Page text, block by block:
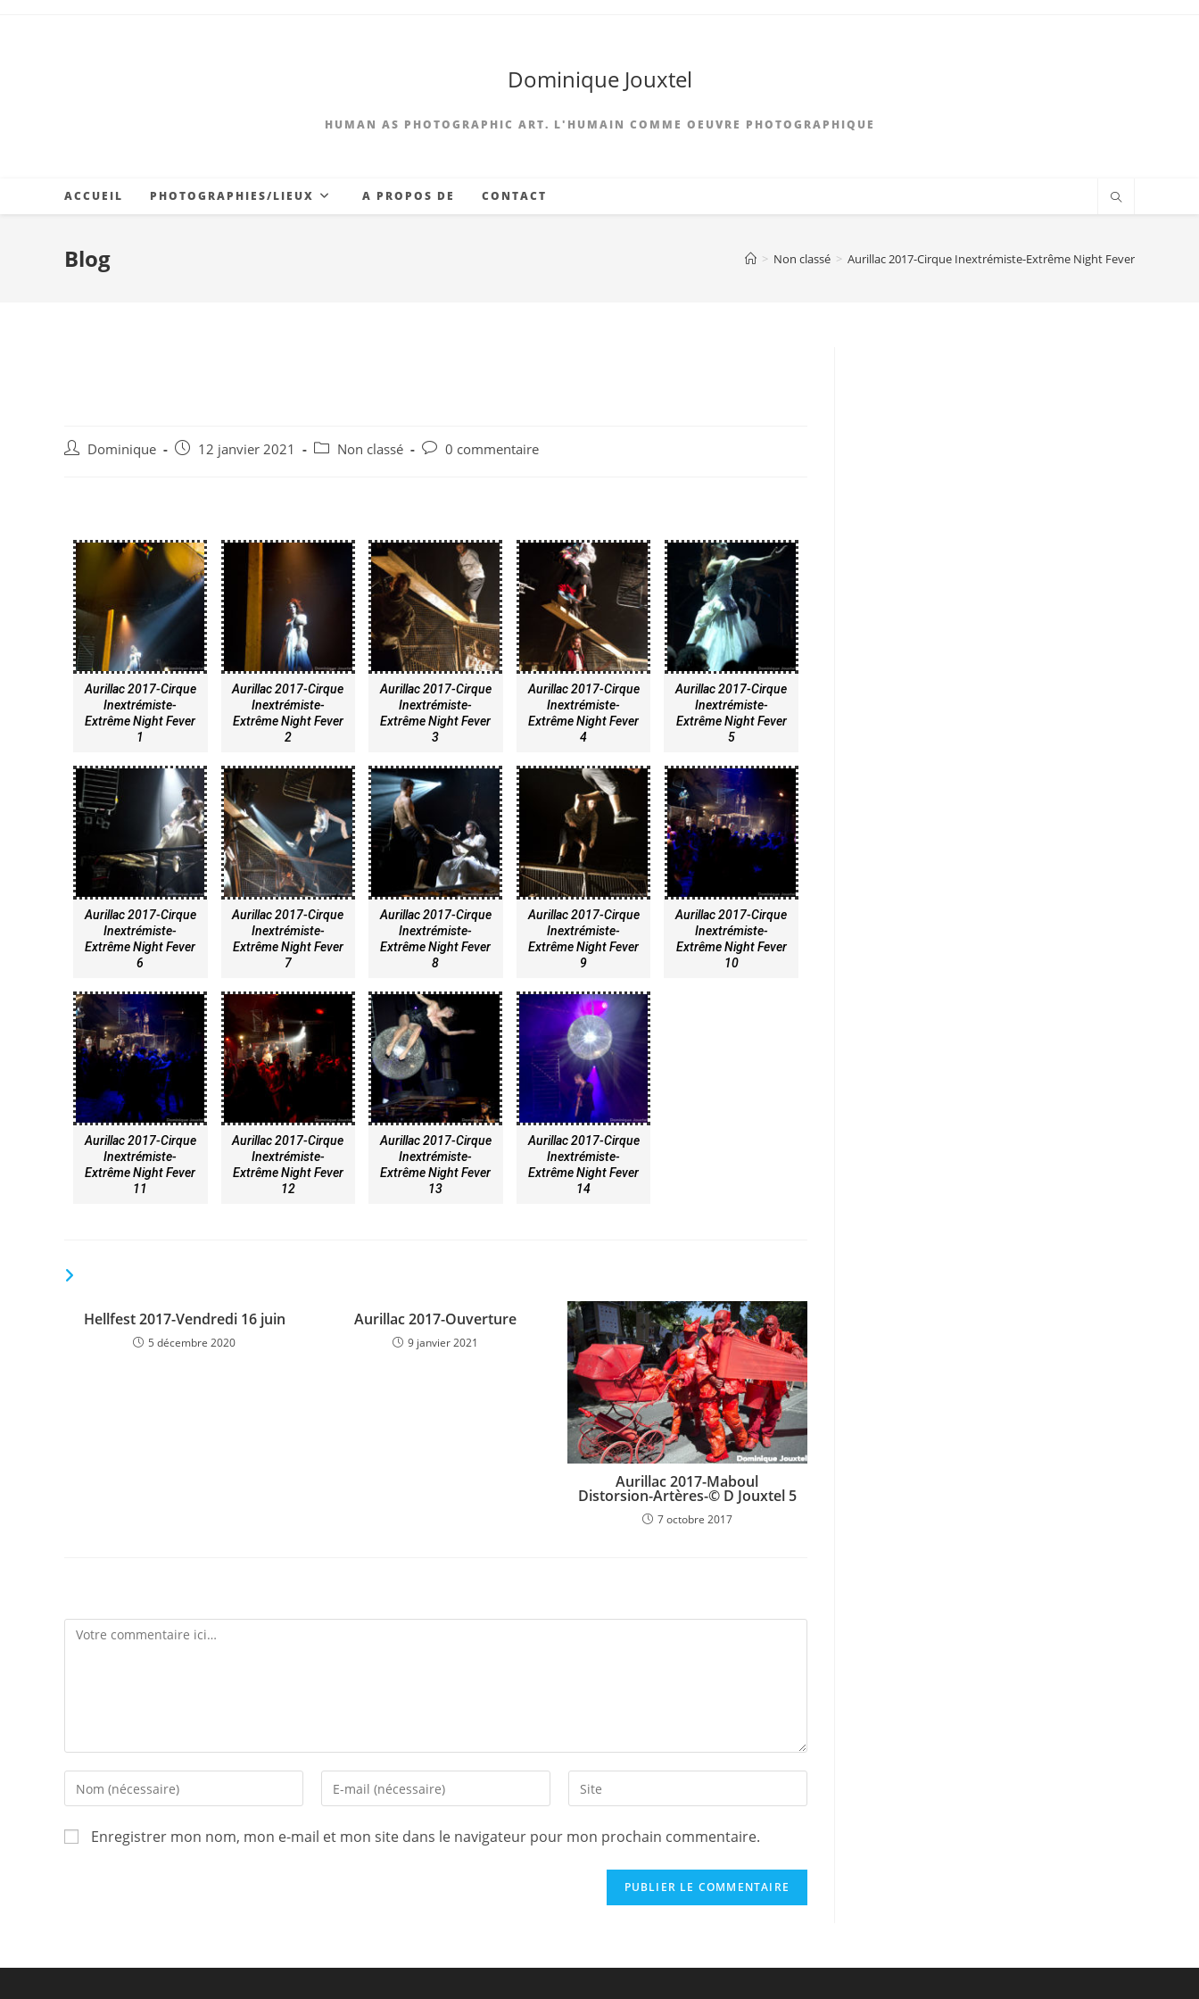
Dominique Jouxtel
HUMAN AS PHOTOGRAPHIC ART. L'HUMAIN COMME OEUVRE PHOTOGRAPHIQUE
ACCUEIL PHOTOGRAPHIES/LIEUX A PROPOS DE CONTACT
Blog > Non classé > Aurillac 2017-Cirque Inextrémiste-Extrême Night Fever
Dominique 12 janvier 2021 Non classé 0 commentaire
Aurillac 2017-Cirque
Inextrémiste-
Extrême Night Fever
1
Aurillac 2017-Cirque
Inextrémiste-
Extrême Night Fever
2
Aurillac 2017-Cirque
Inextrémiste-
Extrême Night Fever
3
Aurillac 2017-Cirque
Inextrémiste-
Extrême Night Fever
4
Aurillac 2017-Cirque
Inextrémiste-
Extrême Night Fever
5
Aurillac 2017-Cirque
Inextrémiste-
Extrême Night Fever
6
Aurillac 2017-Cirque
Inextrémiste-
Extrême Night Fever
7
Aurillac 2017-Cirque
Inextrémiste-
Extrême Night Fever
8
Aurillac 2017-Cirque
Inextrémiste-
Extrême Night Fever
9
Aurillac 2017-Cirque
Inextrémiste-
Extrême Night Fever
10
Aurillac 2017-Cirque
Inextrémiste-
Extrême Night Fever
11
Aurillac 2017-Cirque
Inextrémiste-
Extrême Night Fever
12
Aurillac 2017-Cirque
Inextrémiste-
Extrême Night Fever
13
Aurillac 2017-Cirque
Inextrémiste-
Extrême Night Fever
14
Hellfest 2017-Vendredi 16 juin
5 décembre 2020
Aurillac 2017-Ouverture
9 janvier 2021
Aurillac 2017-Maboul
Distorsion-Artères-© D Jouxtel 5
7 octobre 2017
Enregistrer mon nom, mon e-mail et mon site dans le navigateur pour mon prochain commentaire.